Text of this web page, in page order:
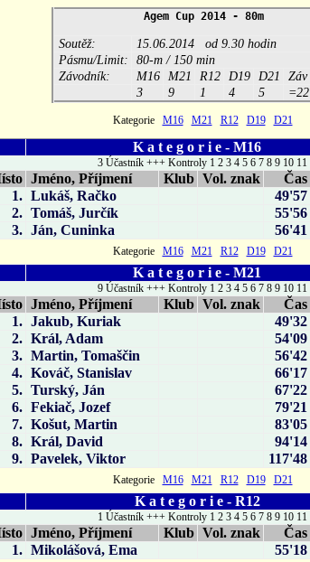
Agem Cup 2014 - 80m
Soutěž:
15.06.2014 od 9.30 hodin
Pásmu/Limit:
80-m / 150 min
Závodník:
M16 M21 R12 D19 D21 Záv
3
9 1 4 5 =22
Kategorie M16 M21 R12 D19 D21
K a t e g o r i e - M16
3 Účastník +++ Kontroly 1 2 3 4 5 6 7 8 9 10 11
Jméno, Příjmení Klub Vol. znak Čas
1. Lukáš, Račko 49'57
2. Tomáš, Jurčík 55'56
3. Ján, Cuninka 56'41
Kategorie M16 M21 R12 D19 D21
K a t e g o r i e - M21
9 Účastník +++ Kontroly 1 2 3 4 5 6 7 8 9 10 11
Jméno, Příjmení Klub Vol. znak Čas
1. Jakub, Kuriak 49'32
2. Král, Adam 54'09
3. Martin, Tomaščin 56'42
4. Kováč, Stanislav 66'17
5. Turský, Ján 67'22
6. Fekiač, Jozef 79'21
7. Košut, Martin 83'05
8. Král, David 94'14
9. Pavelek, Viktor 117'48
Kategorie M16 M21 R12 D19 D21
K a t e g o r i e - R12
1 Účastník +++ Kontroly 1 2 3 4 5 6 7 8 9 10 11
Jméno, Příjmení Klub Vol. znak Čas
1. Mikolášová, Ema 55'18